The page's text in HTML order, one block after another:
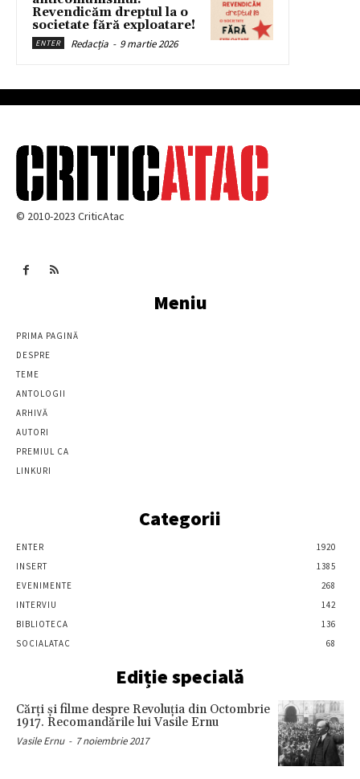
Revendicăm dreptul la o
societate fără exploatare!
ENTER Redacția - 9 martie 2026
© 2010-2023 CriticAtac
Meniu
PRIMA PAGINĂ
DESPRE
TEME
ANTOLOGII
ARHIVĂ
AUTORI
PREMIUL CA
LINKURI
Categorii
ENTER
1920
INSERT
1385
EVENIMENTE
268
INTERVIU
142
BIBLIOTECA
136
SOCIALATAC
68
Ediție specială
Cărţi şi filme despre Revoluţia din Octombrie
1917. Recomandările lui Vasile Ernu
Vasile Ernu - 7 noiembrie 2017